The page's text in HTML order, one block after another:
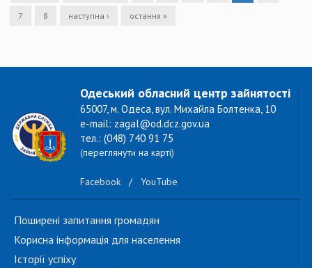
7 8 наступна › остання »
Одеський обласний центр зайнятості
65007, м. Одеса, вул. Михайла Болтенка, 10
e-mail: zagal@od.dcz.gov.ua
тел.: (048) 740 91 75
(переглянути на карті)
Facebook / YouTube
Поширені запитання громадян
Корисна інформація для населення
Історії успіху